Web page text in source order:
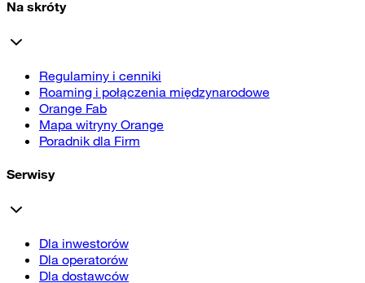
Na skróty
Regulaminy i cenniki
Roaming i połączenia międzynarodowe
Orange Fab
Mapa witryny Orange
Poradnik dla Firm
Serwisy
Dla inwestorów
Dla operatorów
Dla dostawców